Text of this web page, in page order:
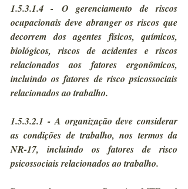
1.5.3.1.4 - O gerenciamento de riscos
ocupacionais deve abranger os riscos que
decorrem dos agentes físicos, químicos,
biológicos, riscos de acidentes e riscos
relacionados aos fatores ergonômicos,
incluindo os fatores de risco psicossociais
relacionados ao trabalho.
1.5.3.2.1 - A organização deve considerar
as condições de trabalho, nos termos da
NR-17, incluindo os fatores de risco
psicossociais relacionados ao trabalho.